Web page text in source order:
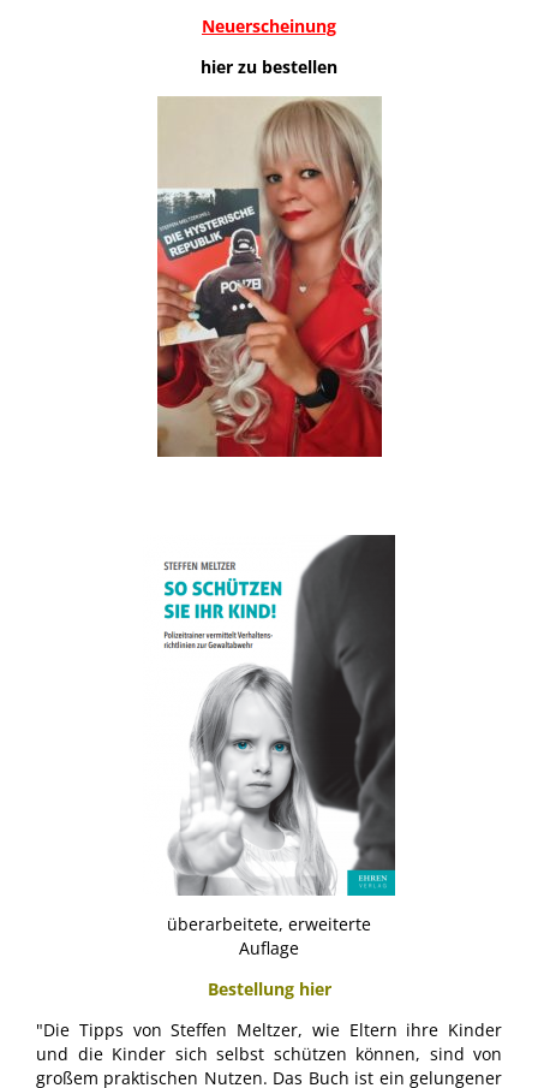
Neuerscheinung
hier zu bestellen
überarbeitete, erweiterte
Auflage
Bestellung hier
"Die Tipps von Steffen Meltzer, wie Eltern ihre Kinder
und die Kinder sich selbst schützen können, sind von
großem praktischen Nutzen. Das Buch ist ein gelungener